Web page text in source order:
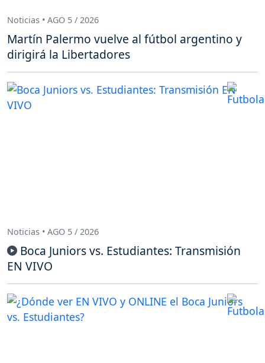
Noticias • AGO 5 / 2026
Martín Palermo vuelve al fútbol argentino y
dirigirá la Libertadores
Noticias • AGO 5 / 2026
Boca Juniors vs. Estudiantes: Transmisión
EN VIVO